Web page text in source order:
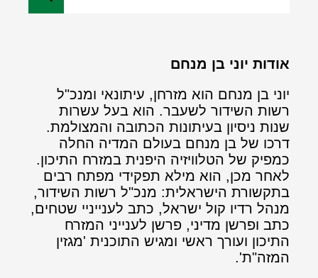
אודות יוני בן מנחם
יוני בן מנחם הוא מזרחן, עיתונאי ומנכ"ל
רשות השידור לשעבר. הוא בעל עשרות
שנות ניסיון בעיתונות הכתובה והמצולמת.
דרכו של בן מנחם בעולם המדיה החלה
כמפיק של הטלוויזיה היפנית במזרח התיכון.
לאחר מכן, הוא מילא תפקידי מפתח רבים
בתקשורת הישראלית: מנכ"ל רשות השידור,
מנהל רדיו קול ישראל, כתב לענייניי שטחים,
כתב ופרשן מדיני, פרשן לענייני המזרח
התיכון ועורך ראשי ומגיש התוכנית 'מגזין
המזה"ת'.